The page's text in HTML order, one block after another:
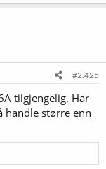
#2.425
tilgjengelig. Har
handle større enn